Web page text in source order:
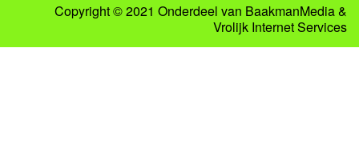
Copyright © 2021 Onderdeel van BaakmanMedia&
Vrolijk Internet Services